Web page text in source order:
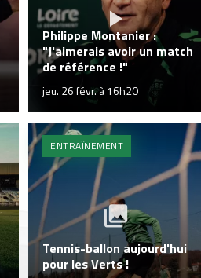
Philippe Montanier :
"J'aimerais avoir un match
de référence !"
jeu. 26 févr. à 16h20
ENTRAÎNEMENT
Tennis-ballon aujourd'hui
pour les Verts !